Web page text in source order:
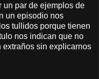
un par de ejemplos de
un episodio nos
tullidos porque tienen
nos indican que no
sin explicarnos